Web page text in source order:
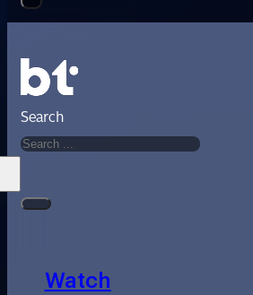
Search
Watch